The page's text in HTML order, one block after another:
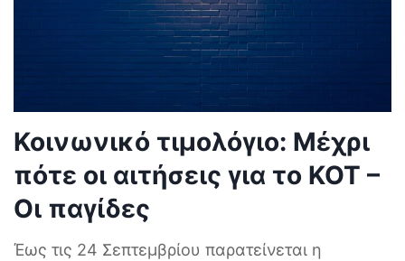
Κοινωνικό τιμολόγιο: Μέχρι
πότε οι αιτήσεις για το ΚΟΤ –
Οι παγίδες
Έως τις 24 Σεπτεμβρίου παρατείνεται η